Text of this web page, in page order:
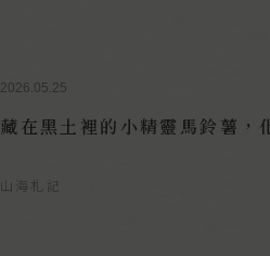
2026.05.25
藏在黑土裡的小精靈馬鈴薯，
山海札記